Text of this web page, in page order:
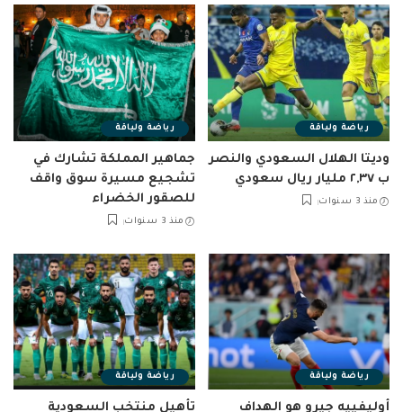
رياضة ولياقة
وديتا الهلال السعودي والنصر
ب ٢,٣٧ مليار ريال سعودي
منذ 3 سنوات
رياضة ولياقة
جماهير المملكة تشارك في
تشجيع مسيرة سوق واقف
للصقور الخضراء
منذ 3 سنوات
رياضة ولياقة
أوليفييه جيرو هو الهداف
رياضة ولياقة
تأهيل منتخب السعودية